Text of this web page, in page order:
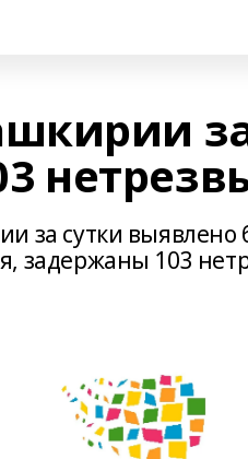
за сутки
задержаны 103